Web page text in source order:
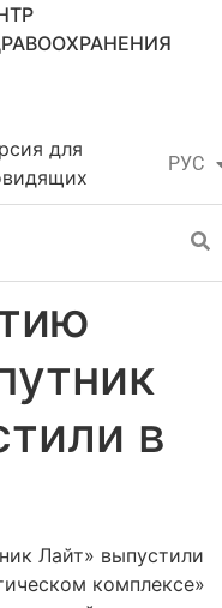
РУС
ҚАЗ
для
в
Лайт» выпустили
комплексе»